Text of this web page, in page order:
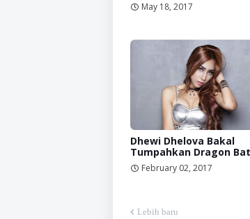
May 18, 2017
Dhewi Dhelova Bakal
Tumpahkan Dragon
February 02, 2017
Lebih baru